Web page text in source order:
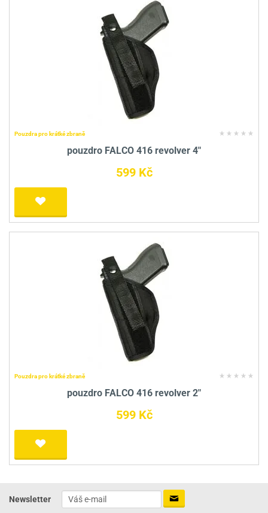
Pouzdra pro krátké zbraně
pouzdro FALCO 416 revolver 4"
599 Kč
Pouzdra pro krátké zbraně
pouzdro FALCO 416 revolver 2"
599 Kč
Newsletter